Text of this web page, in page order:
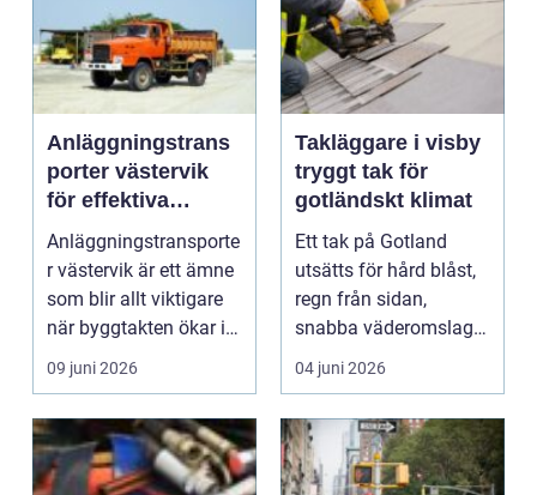
Anläggningstrans
porter västervik
för effektiva
byggprojekt
Anläggningstransporte
r västervik är ett ämne
som blir allt viktigare
när byggtakten ökar i
regionen....
09 juni 2026
Takläggare i visby
tryggt tak för
gotländskt klimat
Ett tak på Gotland
utsätts för hård blåst,
regn från sidan,
snabba väderomslag
och stark sol. Därför...
04 juni 2026